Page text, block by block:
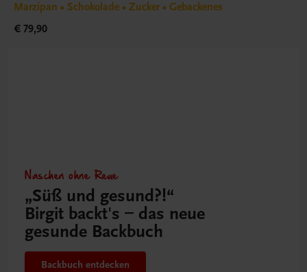
Marzipan • Schokolade • Zucker • Gebackenes
€ 79,90
Naschen ohne Reue
„Süß und gesund?!“
Birgit backt's – das neue
gesunde Backbuch
Backbuch entdecken